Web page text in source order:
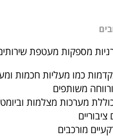
מספקות מעטפת
כמו מעליות חכמות
משותפים
מערכות מצלמות
מורכבים